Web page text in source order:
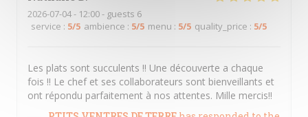
2026-07-04- 12:00 - guests 6
service : 5/5 ambience : 5/5 menu : 5/5 quality_price : 5/5
Les plats sont succulents !! Une découverte a chaque
fois !! Le chef et ses collaborateurs sont bienveillants et
ont répondu parfaitement à nos attentes. Mille mercis!!